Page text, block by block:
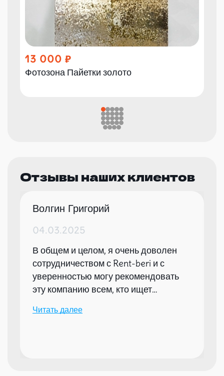
13 000
Фотозона Пайетки золото
Отзывы наших клиентов
Волгин Григорий
04.03.2025
В общем и целом, я очень доволен
сотрудничеством с Rent-beri и с
уверенностью могу рекомендовать
эту компанию всем, кто ищет
мероприятий.
Читать далее